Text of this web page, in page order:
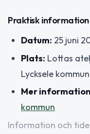
Praktisk information
Datum: 25 juni
Plats: Lottas
Lycksele kommun
Mer
kommun
Information och